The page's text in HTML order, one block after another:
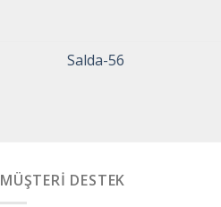
Salda-56
MÜŞTERİ DESTEK